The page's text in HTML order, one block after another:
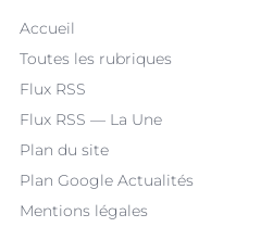
Accueil
Toutes les rubriques
Flux RSS
Flux RSS — La Une
Plan du site
Plan Google Actualités
Mentions légales